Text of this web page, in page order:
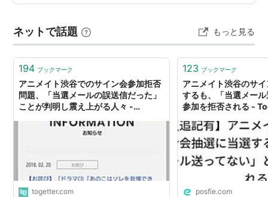
ネットで話題 もっと見る
194 ブックマーク
アニメイト渋谷でのサイン会参加拒否
問題、「当選メールの誤送信だった」
ことが判明し震え上がる人々 -
togetter.com
123 ブックマーク
アニメイト渋谷のサ
するも、「当選メー
参加を拒否される -
posfie.com